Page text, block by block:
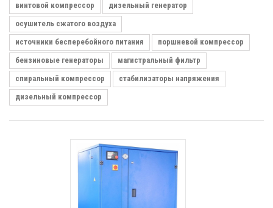
винтовой компрессор
дизельный генератор
осушитель сжатого воздуха
источники бесперебойного питания
поршневой компрессор
бензиновые генераторы
магистральный фильтр
спиральный компрессор
стабилизаторы напряжения
дизельный компрессор